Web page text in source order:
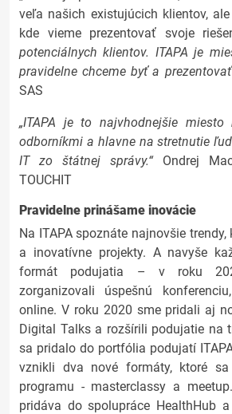
veľa našich existujúcich klientov,
kde vieme prezentovať svoje
potenciálnych klientov. ITAPA je
pravidelne chceme byť a prezentovať
SAS
„ITAPA je to najvhodnejšie
odborníkmi a hlavne na stretnutie
IT zo štátnej správy.“Ondrej
TOUCHIT
Pravidelne prinášame inovácie
Na ITAPA spoznáte najnovšie
a inovatívne projekty. A navyše
formát podujatia – v roku
zorganizovali úspešnú
online. V roku 2020 sme pridali aj
Digital Talks a rozšírili podujatie na
sa pridalo do portfólia podujatí
vznikli dva nové formáty, ktoré
programu - masterclassy a
pridáva do spolupráce HealthHub